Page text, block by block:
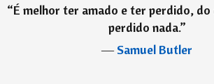
“É melhor ter amado e ter perdido, do
perdido nada.”
―Samuel Butler